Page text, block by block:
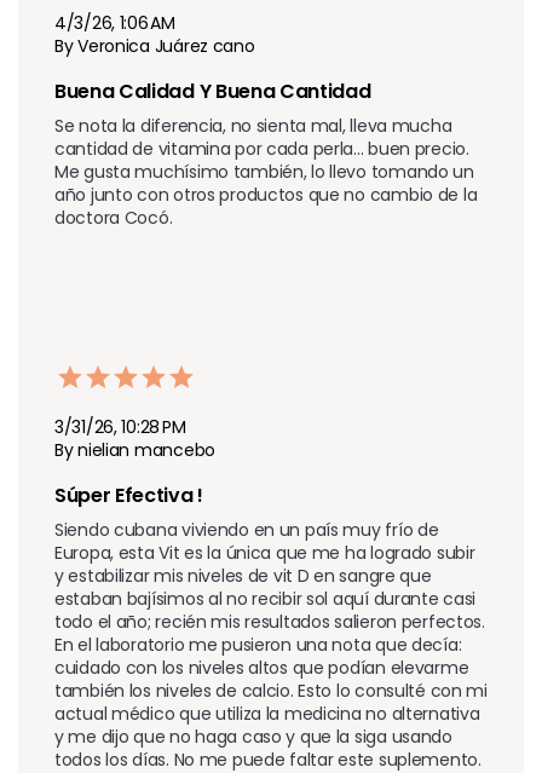
4/3/26, 1:06 AM
By Veronica Juárez cano
Buena Calidad Y Buena Cantidad
Se nota la diferencia, no sienta mal, lleva mucha
cantidad de vitamina por cada perla... buen precio.
Me gusta muchísimo también, lo llevo tomando un
año junto con otros productos que no cambio de la
doctora Cocó.
3/31/26, 10:28 PM
By nielian mancebo
Súper Efectiva !
Siendo cubana viviendo en un país muy frío de
Europa, esta Vit es la única que me ha logrado subir
y estabilizar mis niveles de vit D en sangre que
estaban bajísimos al no recibir sol aquí durante casi
todo el año; recién mis resultados salieron perfectos.
En el laboratorio me pusieron una nota que decía:
cuidado con los niveles altos que podían elevarme
también los niveles de calcio. Esto lo consulté con mi
actual médico que utiliza la medicina no alternativa
y me dijo que no haga caso y que la siga usando
todos los días. No me puede faltar este suplemento.